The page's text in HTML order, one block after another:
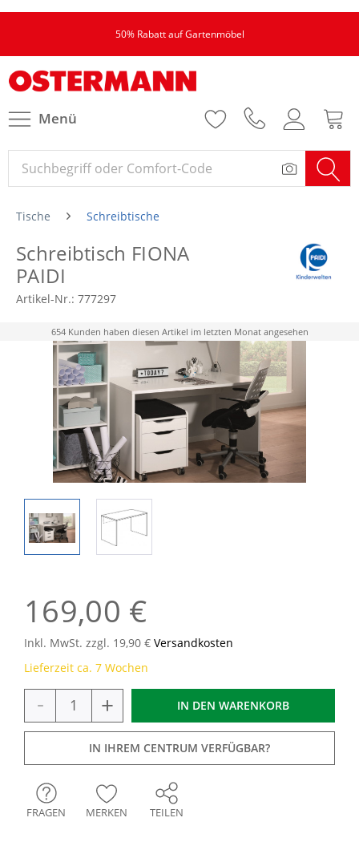
50% Rabatt auf Gartenmöbel
Menü
Tische Schreibtische
Schreibtisch FIONA
PAIDI
Artikel-Nr.: 777297
654 Kunden haben diesen Artikel im letzten Monat angesehen
169,00 €
Inkl. MwSt. zzgl. 19,90 € Versandkosten
Lieferzeit ca. 7 Wochen
- + IN DEN WARENKORB
IN IHREM CENTRUM VERFÜGBAR?
FRAGEN MERKEN TEILEN